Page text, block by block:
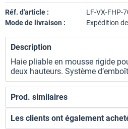
Réf. d'article :
LF-VX-FHP-
Mode de livraison :
Expédition
Description
Haie pliable en mousse rigide
deux hauteurs. Système
Prod. similaires
Les clients ont également